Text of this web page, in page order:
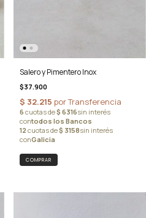
Salero y Pimentero Inox
$37.900